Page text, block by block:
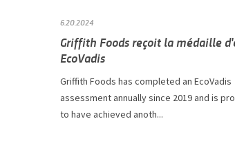
6.20.2024
Griffith Foods reçoit la médaille
EcoVadis
Griffith Foods has completed an EcoVadis
assessment annually since 2019 and is
to have achieved anoth...